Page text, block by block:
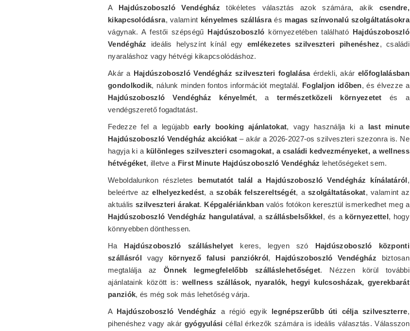
A Hajdúszoboszló Vendégház tökéletes választás azok számára, akik csendre,
kikapcsolódásra, valamint kényelmes szállásraés magas színvonalú szolgáltatásokra
vágynak. A festői szépségű Hajdúszoboszló környezetében található Hajdúszoboszló
Vendégház
ideális helyszínt kínál egy emlékezetes szilveszteri pihenéshez, családi
nyaraláshoz vagy hétvégi kikapcsolódáshoz.
Akár a Hajdúszoboszló Vendégház szilveszteri foglalásaérdekli, akár előfoglalásban
gondolkodik, nálunk minden fontos információt megtalál. Foglaljon időben, és élvezze a
Hajdúszoboszló Vendégház kényelmét, a természetközeli környezetet és a
vendégszerető fogadtatást.
Fedezze fel a legújabbearly booking ajánlatokat, vagy használja ki a last minute
Hajdúszoboszló Vendégház akciókat – akár a 2026-2027-os szilveszteri szezonra is. Ne
hagyja ki a különleges szilveszteri csomagokat, a családi kedvezményeket, a wellness
hétvégéket, illetve a First Minute Hajdúszoboszló Vendégház lehetőségeket sem.
Weboldalunkon részletes bemutatót talál a Hajdúszoboszló Vendégház kínálatáról,
beleértve azelhelyezkedést, aszobák felszereltségét, a szolgáltatásokat, valamint az
aktuálisszilveszteri árakat. Képgalériánkbanvalós fotókon keresztül ismerkedhet meg a
Hajdúszoboszló Vendégház hangulatával, a szállásbelsőkkel, és a környezettel, hogy
könnyebben dönthessen.
Ha Hajdúszoboszló szálláshelyet keres, legyen szó Hajdúszoboszló központi
szállásról vagy környező falusi panziókról, Hajdúszoboszló Vendégház biztosan
megtalálja az Önnek legmegfelelőbb szálláslehetőséget. Nézzen körül további
ajánlataink között is: wellness szállások, nyaralók, hegyi kulcsosházak, gyerekbarát
panziók, és még sok más lehetőség várja.
A Hajdúszoboszló Vendégház a régió egyik legnépszerűbb úti célja szilveszterre,
pihenéshez vagy akár gyógyulási céllal érkezők számára is ideális választás. Válasszon